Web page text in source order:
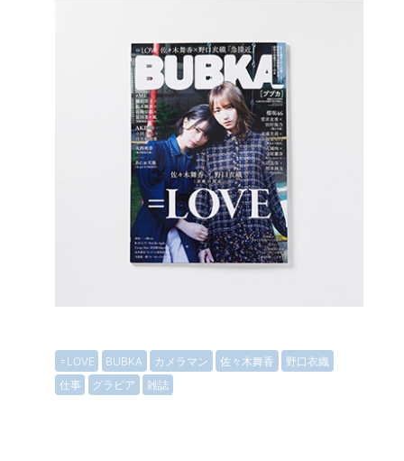
=LOVE BUBKA カメラマン 佐々木舞香
野口衣織
仕事
グラビア 雑誌